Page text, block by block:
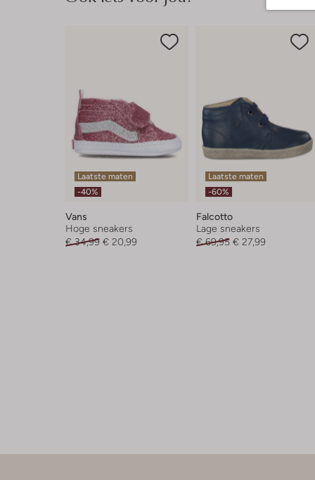
Laatste maten
-40%
Vans
Hoge sneakers
€ 34,99 € 20,99
Laatste maten
-60%
Falcotto
Lage sneakers
€ 69,95 € 27,99